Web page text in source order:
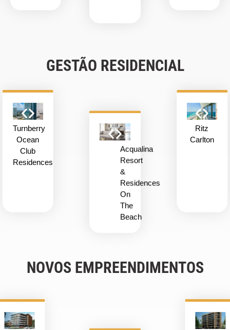
GESTÃO RESIDENCIAL
Turnberry
Ocean
Club
Residences
Acqualina
Resort
&
Residences
On
The
Beach
Ritz
Carlton
NOVOS EMPREENDIMENTOS